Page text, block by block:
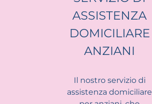
ASSISTENZA
DOMICILIARE
ANZIANI
Il nostro servizio di
assistenza domiciliare